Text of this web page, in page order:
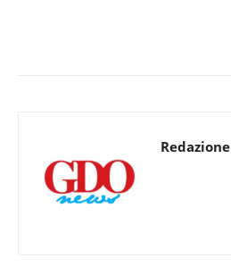
Redazione